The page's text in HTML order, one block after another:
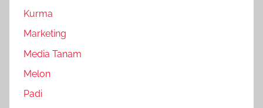
Kurma
Marketing
Media Tanam
Melon
Padi